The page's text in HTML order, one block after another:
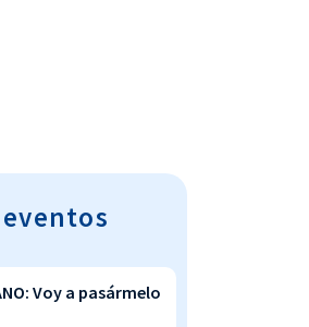
Voy a pasármelo